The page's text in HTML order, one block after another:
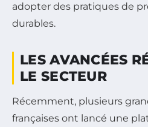
adopter des pratiques de
durables.
LES AVANCÉES
LE SECTEUR
Récemment, plusieurs
françaises ont lancé une